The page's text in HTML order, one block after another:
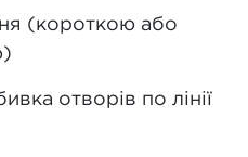
(короткою або
отворів по лінії